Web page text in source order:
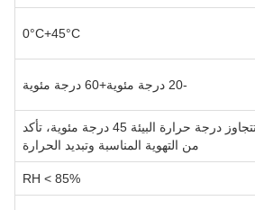
0°C+45°C
-20 درجة مئوية+60 درجة مئوية
عندما تتجاوز درجة حرارة البيئة 45 درجة مئوية، تأكد
من التهوية المناسبة وتبديد الحرارة
RH < 85%